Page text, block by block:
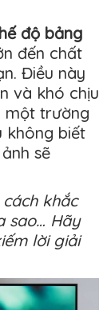
độ bảng
đến chất
Điều này
và khó chịu
một trường
không biết
sẽ
khắc
sao… Hãy
lời giải